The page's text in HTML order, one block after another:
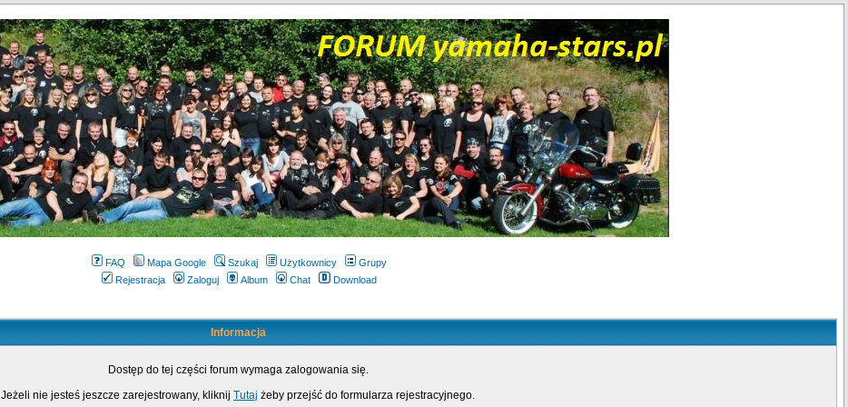
FAQ Mapa Google Szukaj Użytkownicy
Grupy
Rejestracja
Zaloguj Album Chat Download
Informacja
Dostęp do tej części forum wymaga zalogowania się.
Jeżeli nie jesteś jeszcze zarejestrowany, kliknij Tutaj żeby przejść do formularza rejestracyjnego.